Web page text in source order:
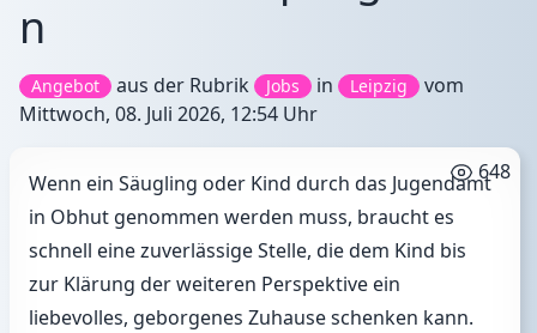
n
Angebot aus der Rubrik Jobs in Leipzig
vom
Mittwoch, 08. Juli 2026, 12:54 Uhr
648
Wenn ein Säugling oder Kind durch das Jugendamt
in Obhut genommen werden muss, braucht es
schnell eine zuverlässige Stelle, die dem Kind bis
zur Klärung der weiteren Perspektive ein
liebevolles, geborgenes Zuhause schenken kann.